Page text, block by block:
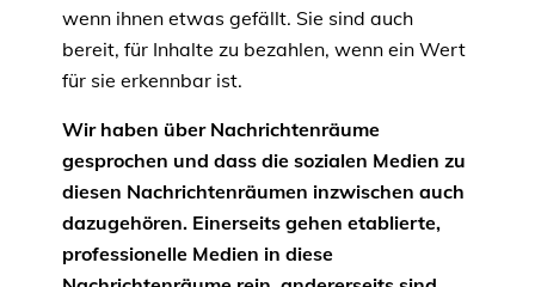
wenn ihnen etwas gefällt. Sie sind auch
bereit, für Inhalte zu bezahlen, wenn ein Wert
für sie erkennbar ist.
Wir haben über Nachrichtenräume
gesprochen und dass die sozialen Medien zu
diesen Nachrichtenräumen inzwischen auch
dazugehören. Einerseits gehen etablierte,
professionelle Medien in diese